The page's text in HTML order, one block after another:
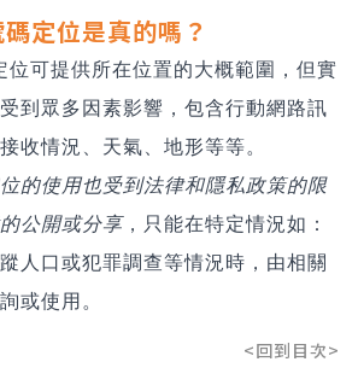
定位是真的嗎？
可提供所在位置的大概範圍 ，但實
到眾多因素影響，包含行動網路訊
收情況、天氣、地形等等。
的使用也受到法律和隱私政策的限
公開或分享，只能在特定情況如：
人口或犯罪調查等情況時，由相關
或使用。
<回到目次>